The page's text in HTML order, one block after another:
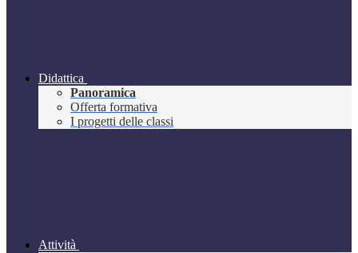
Didattica
Panoramica
Offerta formativa
I progetti delle classi
Attività